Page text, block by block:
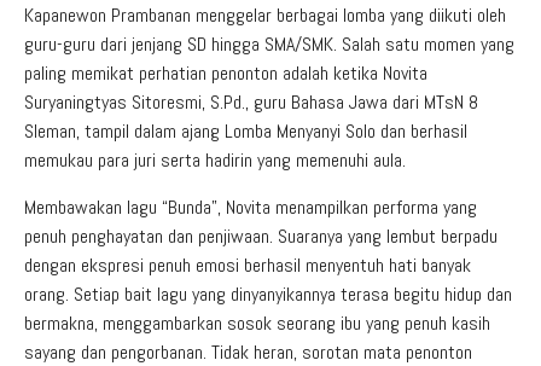
Kapanewon Prambanan menggelar berbagai lomba yang diikuti oleh
guru-guru dari jenjang SD hingga SMA/SMK. Salah satu momen yang
paling memikat perhatian penonton adalah ketika Novita
Suryaningtyas Sitoresmi, S.Pd., guru Bahasa Jawa dari MTsN 8
Sleman, tampil dalam ajang Lomba Menyanyi Solo dan berhasil
memukau para juri serta hadirin yang memenuhi aula.
Membawakan lagu “Bunda”, Novita menampilkan performa yang
penuh penghayatan dan penjiwaan. Suaranya yang lembut berpadu
dengan ekspresi penuh emosi berhasil menyentuh hati banyak
orang. Setiap bait lagu yang dinyanyikannya terasa begitu hidup dan
bermakna, menggambarkan sosok seorang ibu yang penuh kasih
sayang dan pengorbanan. Tidak heran, sorotan mata penonton